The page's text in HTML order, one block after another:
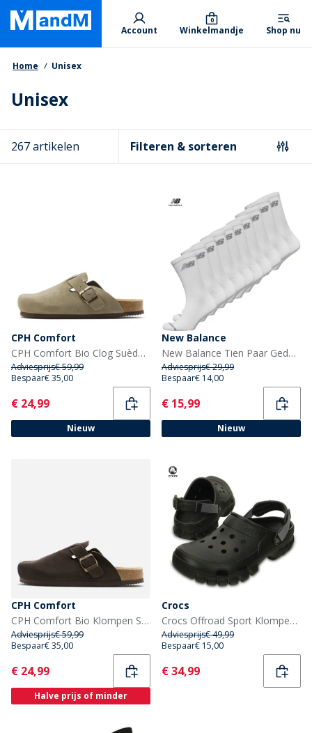
Skip
main
content
Primary departments
Account Winkelmandje
0
Shop nu
Kruimelpad
Home Unisex
Unisex
267 artikelen Filteren & sorteren
CPH Comfort
CPH Comfort Bio Clog Suède Sandalen Taupe
Adviesprijs€ 59,99
Bespaar€ 35,00
Current
€ 24,99
Nieuw
New Balance
New Balance Tien Paar Gedempte Crew Sokken Wit
Adviesprijs€ 29,99
Bespaar€ 14,00
Current
€ 15,99
Nieuw
CPH Comfort
CPH Comfort Bio Klompen Suède Sandalen Dark Brown
Adviesprijs€ 59,99
Bespaar€ 35,00
Current
€ 24,99
Halve prijs of minder
Crocs
Crocs Offroad Sport Klompen Zwart/Grijs
Adviesprijs€ 49,99
Bespaar€ 15,00
Current
€ 34,99